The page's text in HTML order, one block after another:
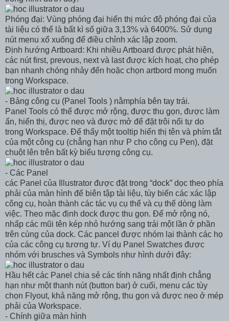
Phóng đại: Vùng phóng đại hiển thị mức độ phóng đại của
tài liệu có thể là bất kì số giữa 3,13% và 6400%. Sử dụng
nút menu xổ xuống để điều chỉnh xác lập zoom.
Định hướng Artboard: Khi nhiều Artboard được phát hiện,
các nút first, prevous, next và last được kích hoạt, cho phép
bạn nhanh chóng nhảy đến hoặc chọn artbord mong muốn
trong Workspace.
- Bảng công cụ (Panel Tools ) nằmphía bên tay trái.
Panel Tools có thể được mở rộng, được thu gọn, được làm
ẩn, hiển thị, được neo và được mở để đặt trôi nổi tự do
trong Workspace. Để thấy một tooltip hiển thị tên và phím tắt
của một công cụ (chẳng hạn như P cho công cụ Pen), đặt
chuột lên trên bất kỳ biểu tượng công cụ.
- Các Panel
các Panel của Illustrator được đặt trong “dock” dọc theo phía
phải của màn hình để biên tập tài liệu, tùy biến các xác lập
công cụ, hoàn thành các tác vụ cụ thể và cụ thể dòng làm
việc. Theo mặc định dock được thu gọn. Để mở rộng nó,
nhấp các mũi tên kép nhỏ hướng sang trái một lần ở phần
trên cùng của dock. Các pancel được nhóm lại thành các họ
của các công cụ tương tự. Ví dụ Panel Swatches được
nhóm với brusches và Symbols như hình dưới đây:
Hầu hết các Panel chia sẻ các tính năng nhất định chẳng
hạn như một thanh nút (button bar) ở cuối, menu các tùy
chọn Flyout, khả năng mở rộng, thu gọn và được neo ở mép
phải của Workspace.
- Chính giữa màn hình